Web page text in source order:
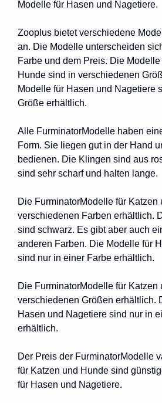
Modelle für Hasen und Nagetiere.
Zooplus bietet verschiedene
an. Die Modelle unterscheiden
Farbe und dem Preis. Die
Hunde sind in verschiedenen
Modelle für Hasen und Nagetiere
Größe erhältlich.
Alle FurminatorModelle haben
Form. Sie liegen gut in der Hand
bedienen. Die Klingen sind aus
sind sehr scharf und halten lange.
Die FurminatorModelle für Katzen
verschiedenen Farben erhältlich.
sind schwarz. Es gibt aber auch
anderen Farben. Die Modelle für
sind nur in einer Farbe erhältlich.
Die FurminatorModelle für Katzen
verschiedenen Größen erhältlich.
Hasen und Nagetiere sind nur in
erhältlich.
Der Preis der FurminatorModelle
für Katzen und Hunde sind
für Hasen und Nagetiere.